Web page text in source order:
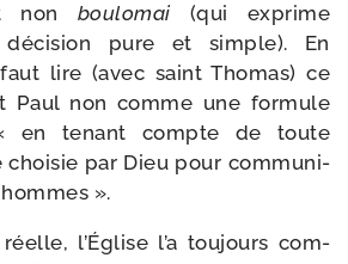
non bou­lo­mai (qui exprime
déci­sion pure et simple). En
lire (avec saint Thomas) ce
Paul non comme une for­mule
en tenant compte de toute
choi­sie par Dieu pour com­mu­ni­
».
l’Église l’a tou­jours com­